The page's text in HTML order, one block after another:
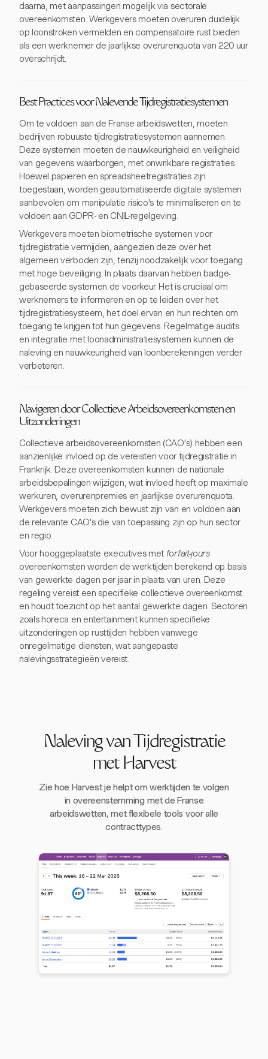
daarna, met aanpassingen mogelijk via sectorale
overeenkomsten. Werkgevers moeten overuren duidelijk
op loonstroken vermelden en compensatoire rust bieden
als een werknemer de jaarlijkse overurenquota van 220 uur
overschrijdt.
Best Practices voor Nalevende Tijdregistratiesystemen
Om te voldoen aan de Franse arbeidswetten, moeten
bedrijven robuuste tijdregistratiesystemen aannemen.
Deze systemen moeten de nauwkeurigheid en veiligheid
van gegevens waarborgen, met onwrikbare registraties.
Hoewel papieren en spreadsheetregistraties zijn
toegestaan, worden geautomatiseerde digitale systemen
aanbevolen om manipulatie risico's te minimaliseren en te
voldoen aan GDPR- en CNIL-regelgeving.
Werkgevers moeten biometrische systemen voor
tijdregistratie vermijden, aangezien deze over het
algemeen verboden zijn, tenzij noodzakelijk voor toegang
met hoge beveiliging. In plaats daarvan hebben badge-
gebaseerde systemen de voorkeur. Het is cruciaal om
werknemers te informeren en op te leiden over het
tijdregistratiesysteem, het doel ervan en hun rechten om
toegang te krijgen tot hun gegevens. Regelmatige audits
en integratie met loonadministratiesystemen kunnen de
naleving en nauwkeurigheid van loonberekeningen verder
verbeteren.
Navigeren door Collectieve Arbeidsovereenkomsten en
Uitzonderingen
Collectieve arbeidsovereenkomsten (CAO's) hebben een
aanzienlijke invloed op de vereisten voor tijdregistratie in
Frankrijk. Deze overeenkomsten kunnen de nationale
arbeidsbepalingen wijzigen, wat invloed heeft op maximale
werkuren, overurenpremies en jaarlijkse overurenquota.
Werkgevers moeten zich bewust zijn van en voldoen aan
de relevante CAO's die van toepassing zijn op hun sector
en regio.
Voor hooggeplaatste executives met forfait-jours
overeenkomsten worden de werktijden berekend op basis
van gewerkte dagen per jaar in plaats van uren. Deze
regeling vereist een specifieke collectieve overeenkomst
en houdt toezicht op het aantal gewerkte dagen. Sectoren
zoals horeca en entertainment kunnen specifieke
uitzonderingen op rusttijden hebben vanwege
onregelmatige diensten, wat aangepaste
nalevingsstrategieën vereist.
Naleving van Tijdregistratie
met Harvest
Zie hoe Harvest je helpt om werktijden te volgen
in overeenstemming met de Franse
arbeidswetten, met flexibele tools voor alle
contracttypes.